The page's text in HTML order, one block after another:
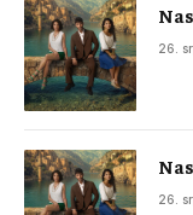
26.
26.